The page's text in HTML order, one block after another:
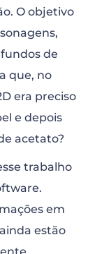
O objetivo
fundos de
que, no
era preciso
e depois
acetato?
trabalho
em
estão